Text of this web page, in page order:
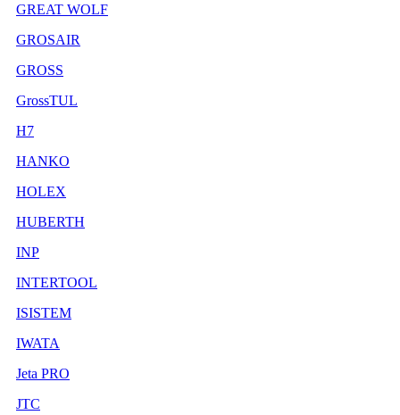
GREAT WOLF
GROSAIR
GROSS
GrossTUL
H7
HANKO
HOLEX
HUBERTH
INP
INTERTOOL
ISISTEM
IWATA
Jeta PRO
JTC